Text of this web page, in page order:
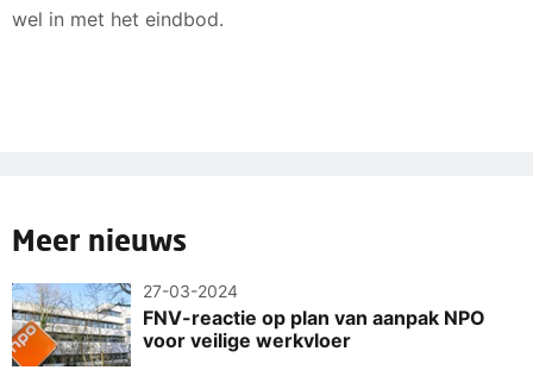
wel in met het eindbod.
Meer nieuws
27-03-2024
FNV-reactie op plan van aanpak NPO
voor veilige werkvloer